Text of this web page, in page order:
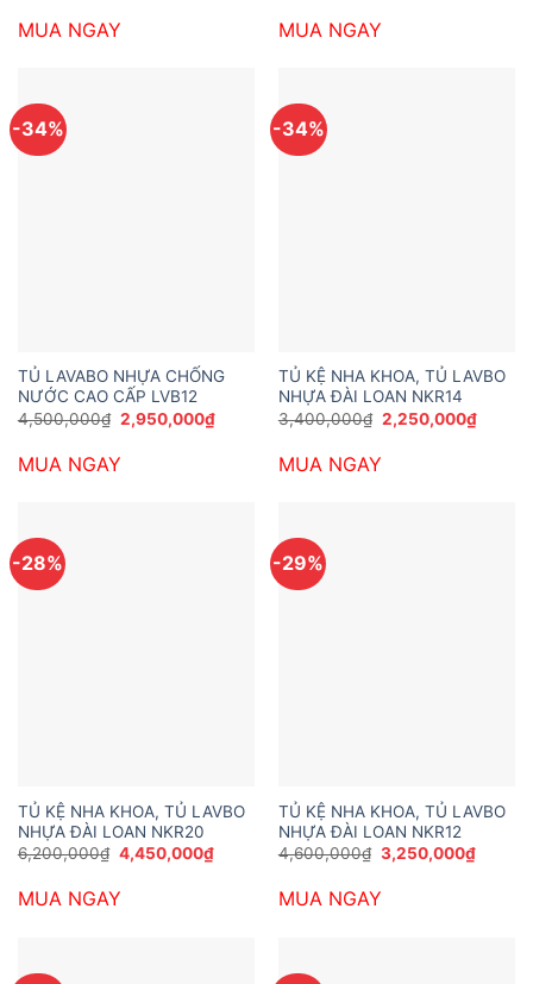
3,200,000₫.
2,000,000₫.
MUA NGAY
5,800,000₫.
MUA NGAY
-34%
TỦ LAVABO NHỰA CHỐNG
NƯỚC CAO CẤP LVB12
4,500,000₫ Giá
gốc
4,500,000₫.
2,950,000₫Giá
hiện
MUA NGAY
-34%
TỦ KỆ NHA KHOA, TỦ LAVBO
NHỰA ĐÀI LOAN NKR14
3,400,000₫ Giá
gốc
3,400,000₫.
2,250,000₫Giá
hiện
MUA NGAY
-28%
TỦ KỆ NHA KHOA, TỦ LAVBO
NHỰA ĐÀI LOAN NKR20
6,200,000₫ Giá
gốc
6,200,000₫.
4,450,000₫Giá
hiện
MUA NGAY
-29%
TỦ KỆ NHA KHOA, TỦ LAVBO
NHỰA ĐÀI LOAN NKR12
4,600,000₫ Giá
gốc
4,600,000₫.
3,250,000₫Giá
hiện
MUA NGAY